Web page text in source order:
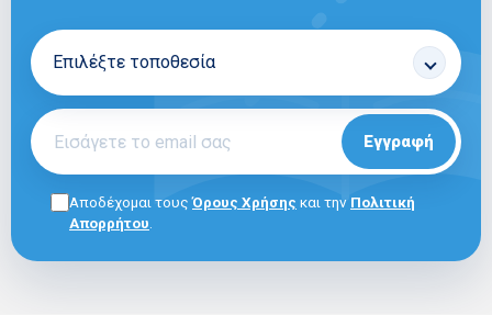
Εγγραφή
Αποδέχομαι τουςΌρους Χρήσης και την Πολιτική
Απορρήτου